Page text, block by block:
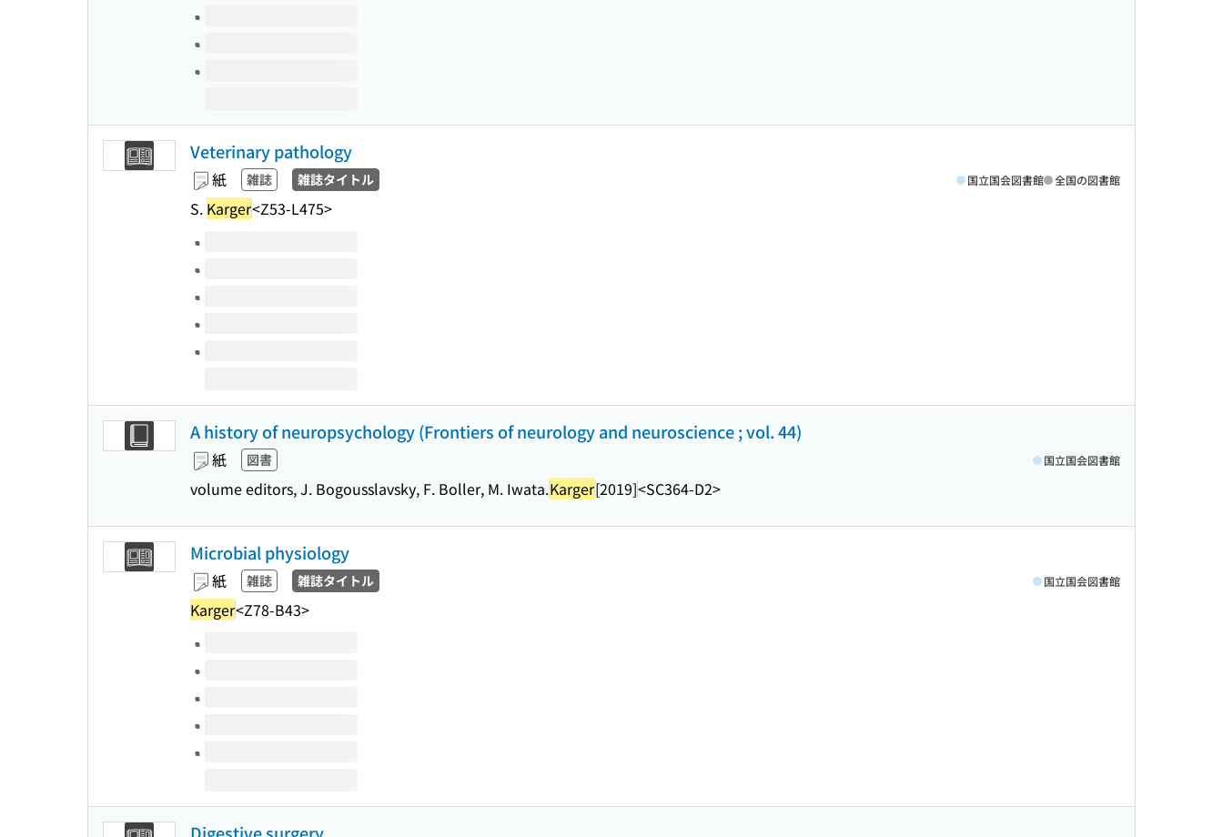
Veterinary pathology
紙 雑誌 雑誌タイトル
S. Karger<Z53-L475>
国立国会図書館 全国の図書館
このタイトルの巻号
A history of neuropsychology (Frontiers of neurology and neuroscience ; vol. 44)
紙 図書
volume editors, J. Bogousslavsky, F. Boller, M. Iwata.Karger[2019]<SC364-D2>
国立国会図書館
Microbial physiology
紙 雑誌 雑誌タイトル
Karger<Z78-B43>
国立国会図書館
このタイトルの巻号